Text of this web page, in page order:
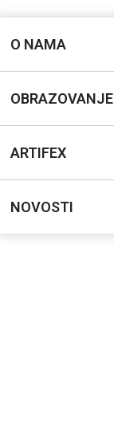
O NAMA
OBRAZOVANJE
ARTIFEX
NOVOSTI